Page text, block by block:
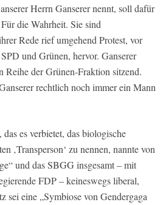
Herrn Ganserer nennt, soll dafür
die Wahrheit. Sie sind
Rede rief umgehend Protest, vor
und Grünen, hervor. Ganserer
Reihe der Grünen-Fraktion sitzend.
rechtlich noch immer ein Mann
es verbietet, das biologische
‚Transperson‘ zu nennen, nannte von
und das SBGG insgesamt – mit
FDP – keineswegs liberal,
sei eine „Symbiose von Gendergaga